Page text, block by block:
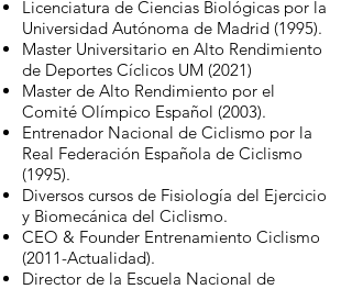
Licenciatura de Ciencias Biológicas por la
Universidad Autónoma de Madrid (1995).
Master Universitario en Alto Rendimiento
de Deportes Cíclicos UM (2021)
Master de Alto Rendimiento por el
Comité Olímpico Español (2003).
Entrenador Nacional de Ciclismo por la
Real Federación Española de Ciclismo
(1995).
Diversos cursos de Fisiología del Ejercicio
y Biomecánica del Ciclismo.
CEO & Founder Entrenamiento Ciclismo
(2011-Actualidad).
Director de la Escuela Nacional de